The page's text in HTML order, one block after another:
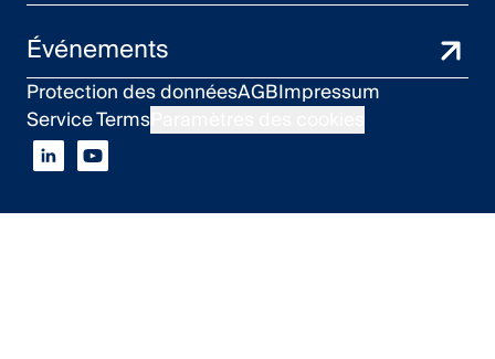
Événements
Protection des donnéesAGBImpressum
Service Terms